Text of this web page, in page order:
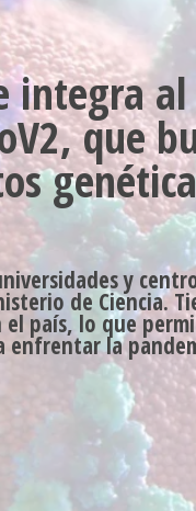
integra al
que
y
de Ciencia.
el país, lo que
enfrentar la